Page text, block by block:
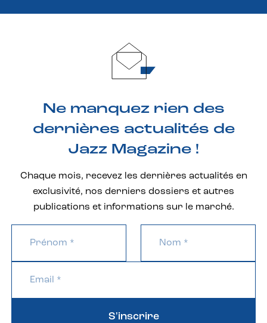
Ne manquez rien des
dernières actualités de
Jazz Magazine !
Chaque mois, recevez les dernières actualités en
exclusivité, nos derniers dossiers et autres
publications et informations sur le marché.
S'inscrire